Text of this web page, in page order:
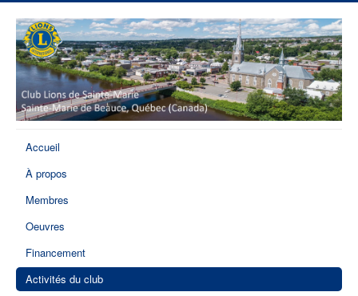
Accueil
À propos
Membres
Oeuvres
Financement
Activités du club